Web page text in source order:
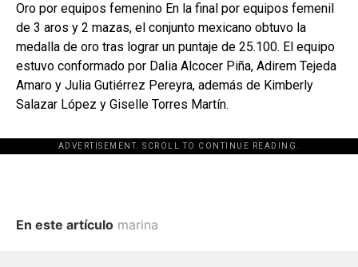
Oro por equipos femenino En la final por equipos femenil
de 3 aros y 2 mazas, el conjunto mexicano obtuvo la
medalla de oro tras lograr un puntaje de 25.100. El equipo
estuvo conformado por Dalia Alcocer Piña, Adirem Tejeda
Amaro y Julia Gutiérrez Pereyra, además de Kimberly
Salazar López y Giselle Torres Martín.
ADVERTISEMENT. SCROLL TO CONTINUE READING.
En este artículo marina